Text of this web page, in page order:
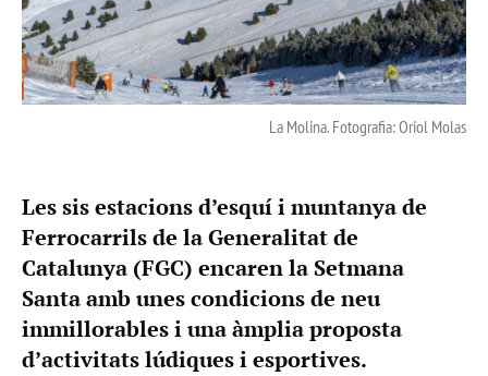
La Molina. Fotografia: Oriol Molas
Les sis estacions d’esquí i muntanya de
Ferrocarrils de la Generalitat de
Catalunya (FGC) encaren la Setmana
Santa amb unes condicions de neu
immillorables i una àmplia proposta
d’activitats lúdiques i esportives.